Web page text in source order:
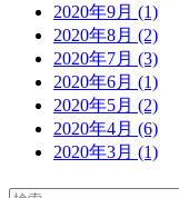
2020年9月 (1)
2020年8月 (2)
2020年7月 (3)
2020年6月 (1)
2020年5月 (2)
2020年4月 (6)
2020年3月 (1)